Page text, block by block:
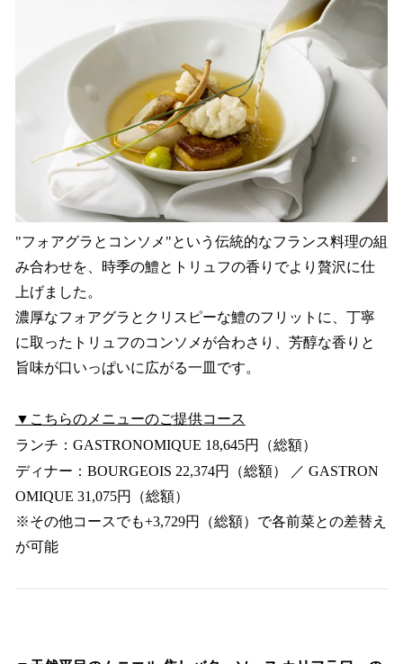
"フォアグラとコンソメ"という伝統的なフランス料理の組
み合わせを、時季の鱧とトリュフの香りでより贅沢に仕
上げました。
濃厚なフォアグラとクリスピーな鱧のフリットに、丁寧
に取ったトリュフのコンソメが合わさり、芳醇な香りと
旨味が口いっぱいに広がる一皿です。
▼こちらのメニューのご提供コース
ランチ：GASTRONOMIQUE 18,645円（総額）
ディナー：BOURGEOIS 22,374円（総額） ／ GASTRON
OMIQUE 31,075円（総額）
※その他コースでも+3,729円（総額）で各前菜との差替え
が可能